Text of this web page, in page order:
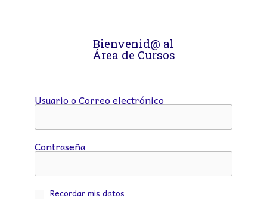
Bienvenid@ al
Área de Cursos
Usuario o Correo electrónico
Contraseña
Recordar mis datos